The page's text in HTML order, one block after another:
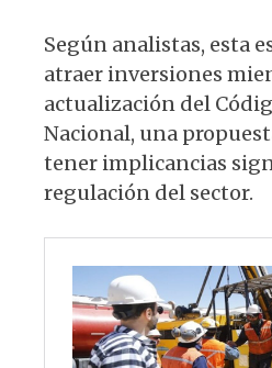
Según analistas, esta
atraer inversiones
actualización del
Nacional, una
tener implicancias
regulación del sector.